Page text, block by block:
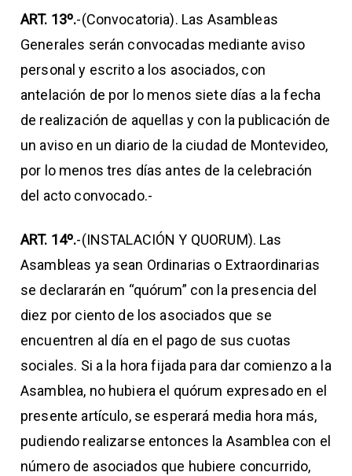
ART. 13º.-(Convocatoria). Las Asambleas
Generales serán convocadas mediante aviso
personal y escrito a los asociados, con
antelación de por lo menos siete días a la fecha
de realización de aquellas y con la publicación de
un aviso en un diario de la ciudad de Montevideo,
por lo menos tres días antes de la celebración
del acto convocado.-
ART. 14º.-(INSTALACIÓN Y QUORUM). Las
Asambleas ya sean Ordinarias o Extraordinarias
se declararán en “quórum” con la presencia del
diez por ciento de los asociados que se
encuentren al día en el pago de sus cuotas
sociales. Si a la hora fijada para dar comienzo a la
Asamblea, no hubiera el quórum expresado en el
presente artículo, se esperará media hora más,
pudiendo realizarse entonces la Asamblea con el
número de asociados que hubiere concurrido,